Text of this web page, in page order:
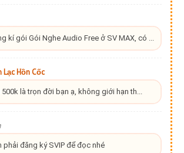
kí gói Gói Nghe Audio Free ở SV MAX, có ...
Lạc Hồn Cốc
là trọn đời bạn ạ, không giới hạn th...
phải đăng ký SVIP để đọc nhé